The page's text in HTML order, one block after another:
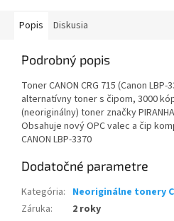
Popis Diskusia
Podrobný popis
Toner CANON CRG 715 (Canon
alternatívny toner s čipom, 3000
(neoriginálny) toner značky
Obsahuje nový OPC valec a čip
CANON LBP-3370
Dodatočné parametre
Kategória: Neoriginálne tonery
Záruka: 2 roky